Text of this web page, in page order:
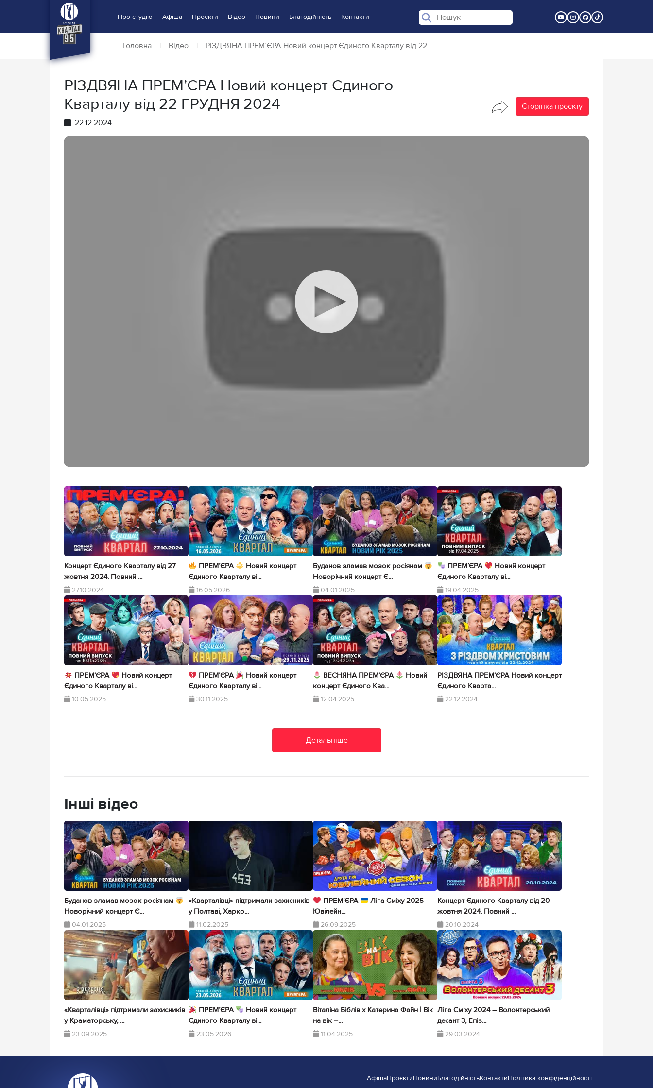
Про студію Афіша Проєкти Відео Новини Благодійність Контакти
Головна | Відео | РІЗДВЯНА ПРЕМ’ЄРА Новий концерт Єдиного Кварталу від 22 ...
РІЗДВЯНА ПРЕМ’ЄРА Новий концерт Єдиного
Кварталу від 22 ГРУДНЯ 2024
22.12.2024
Сторінка проєкту
Концерт Єдиного Кварталу від 27
жовтня 2024. Повний ...
27.10.2024
ПРЕМ’ЄРА
Новий концерт
Єдиного Кварталу ві...
16.05.2026
Буданов зламав мозок росіянам
Новорічний концерт Є...
04.01.2025
ПРЕМ’ЄРА
Новий концерт
Єдиного Кварталу ві...
19.04.2025
ПРЕМ’ЄРА
Новий концерт
Єдиного Кварталу ві...
10.05.2025
ПРЕМ’ЄРА
Новий концерт
Єдиного Кварталу ві...
30.11.2025
ВЕСНЯНА ПРЕМ’ЄРА
Новий
концерт Єдиного Ква...
12.04.2025
РІЗДВЯНА ПРЕМ’ЄРА Новий концерт
Єдиного Кварта...
22.12.2024
Детальніше
Інші відео
Буданов зламав мозок росіянам
Новорічний концерт Є...
04.01.2025
«Кварталівці» підтримали захисників
у Полтаві, Харко...
11.02.2025
ПРЕМ’ЄРА
Ліга Сміху 2025 –
Ювілейн...
26.09.2025
Концерт Єдиного Кварталу від 20
жовтня 2024. Повний ...
20.10.2024
«Кварталівці» підтримали захисників
у Краматорську, ...
23.09.2025
ПРЕМ’ЄРА
Новий концерт
Єдиного Кварталу ві...
23.05.2026
Віталіна Біблів х Катерина Файн | Вік
на вік –...
11.04.2025
Ліга Сміху 2024 – Волонтерський
десант 3, Епіз...
29.03.2024
АфішаПроєктиНовиниБлагодійністьКонтактиПолітика конфіденційності